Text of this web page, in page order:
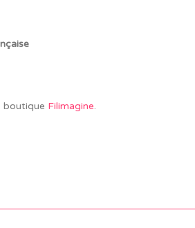
boutique Filimagine.